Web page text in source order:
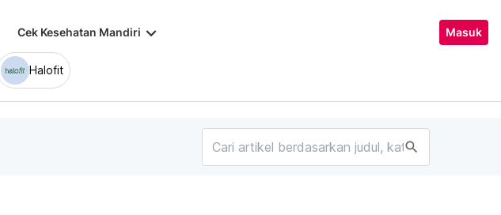
Cek Kesehatan Mandiri keyboard_arrow_down Masuk
Halofit
search